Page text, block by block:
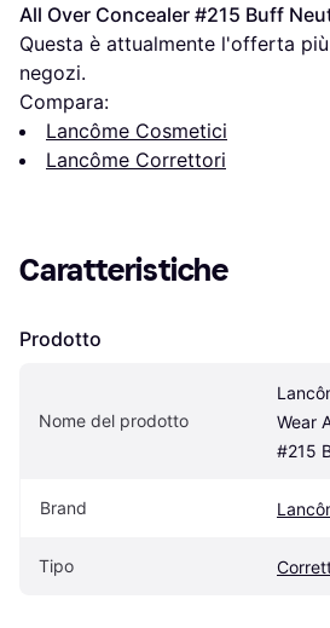
All Over Concealer #215 Buff
Questa è attualmente l'offerta
negozi.
Compara:
Lancôme Cosmetici
Lancôme Correttori
Caratteristiche
Prodotto
Nome del prodotto
Wear
#215
Brand
Tipo